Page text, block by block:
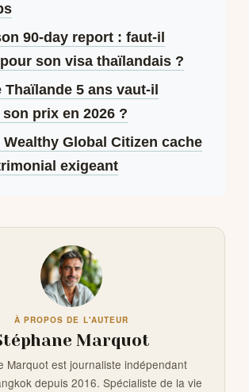
90-day report : faut-il
son visa thaïlandais ?
Thaïlande 5 ans vaut-il
prix en 2026 ?
Wealthy Global Citizen cache
exigeant
À PROPOS DE L'AUTEUR
Marquot
Marquot est journaliste indépendant
depuis 2016. Spécialiste de la vie